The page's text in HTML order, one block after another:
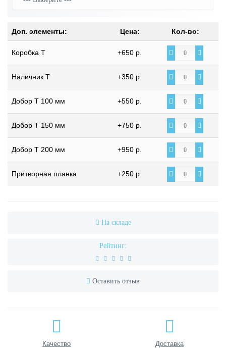
Доп. элементы: Цена: Кол-во:
Коробка Т +650 р.
Наличник Т +350 р.
Добор Т 100 мм +550 р.
Добор Т 150 мм +750 р.
Добор Т 200 мм +950 р.
Притворная планка +250 р.
На складе
Рейтинг:
Оставить отзыв
Качество Доставка